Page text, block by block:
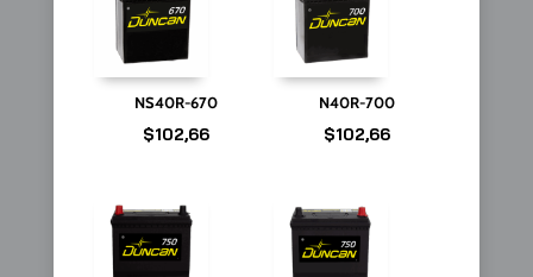
NS40R-670
$102,66
N40R-700
$102,66